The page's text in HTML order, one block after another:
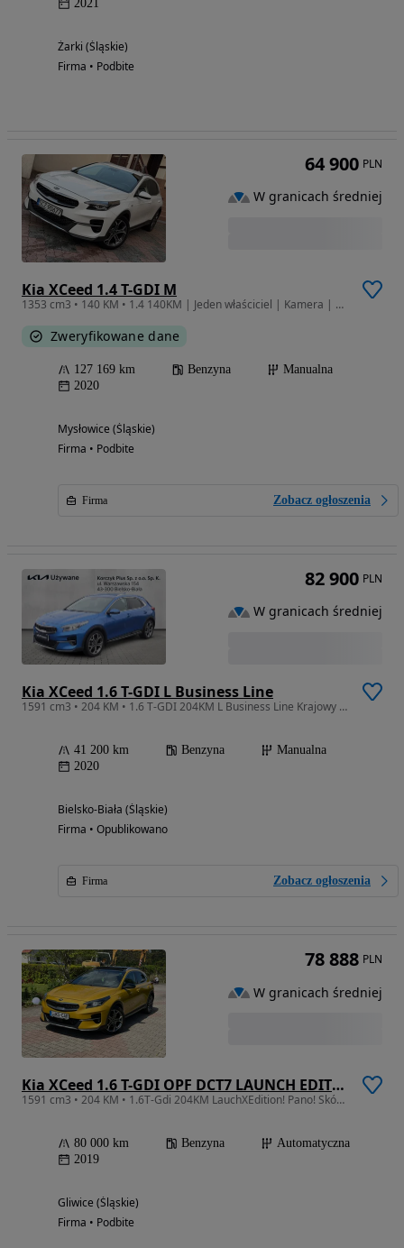
2021
Żarki (Śląskie)
Firma • Podbite
Kia XCeed 1.4 T-GDI M
1353 cm3 • 140 KM • 1.4 140KM | Jeden właściciel | Kamera | Android auto| 100% serwis ASO
Zweryfikowane dane
127 169 km Benzyna
Manualna
2020
Mysłowice (Śląskie)
Firma • Podbite
Firma Zobacz ogłoszenia
64 900 PLN
W granicach średniej
Kia XCeed 1.6 T-GDI L Business Line
1591 cm3 • 204 KM • 1.6 T-GDI 204KM L Business Line Krajowy Bezwypadkowy Serwisowany w ASO
41 200 km Benzyna
Manualna
2020
Bielsko-Biała (Śląskie)
Firma • Opublikowano
Firma Zobacz ogłoszenia
82 900 PLN
W granicach średniej
Kia XCeed 1.6 T-GDI OPF DCT7 LAUNCH EDITION
1591 cm3 • 204 KM • 1.6T-Gdi 204KM LauchXEdition! Pano! Skóra! Full! SERWIS! Bezwypadkowy!
80 000 km Benzyna
Automatyczna
2019
Gliwice (Śląskie)
Firma • Podbite
78 888 PLN
W granicach średniej